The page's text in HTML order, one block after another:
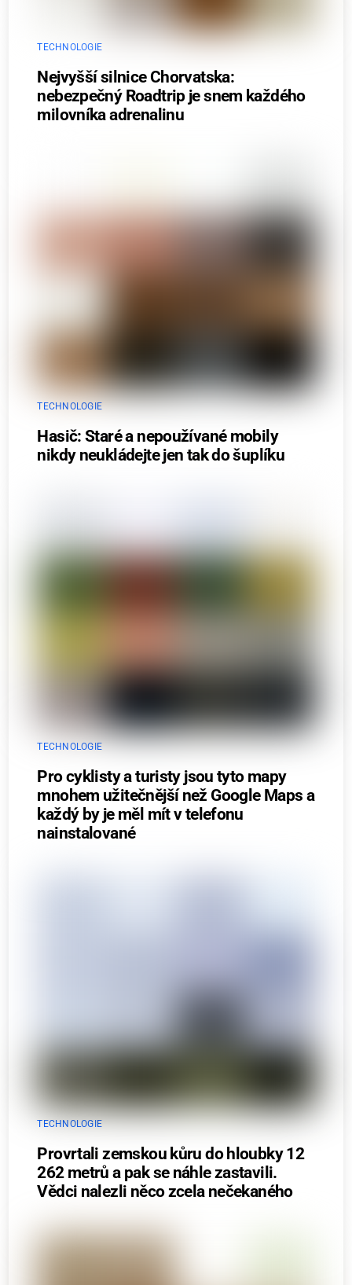
TECHNOLOGIE
Nejvyšší silnice Chorvatska:
nebezpečný Roadtrip je snem každého
milovníka adrenalinu
TECHNOLOGIE
Hasič: Staré a nepoužívané mobily
nikdy neukládejte jen tak do šuplíku
TECHNOLOGIE
Pro cyklisty a turisty jsou tyto mapy
mnohem užitečnější než Google Maps a
každý by je měl mít v telefonu
nainstalované
TECHNOLOGIE
Provrtali zemskou kůru do hloubky 12
262 metrů a pak se náhle zastavili.
Vědci nalezli něco zcela nečekaného